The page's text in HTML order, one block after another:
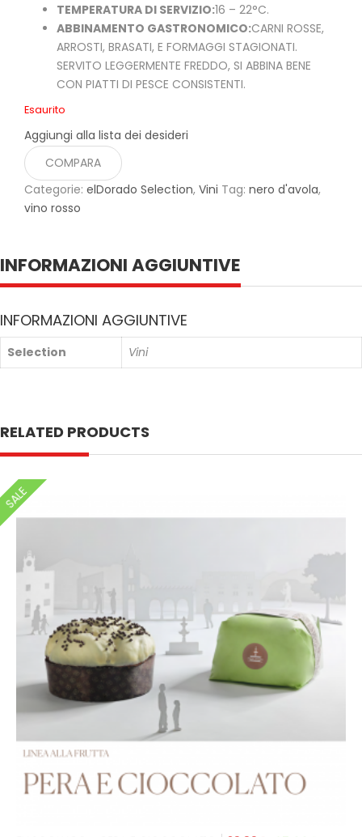
TEMPERATURA DI SERVIZIO:16 – 22°C.
ABBINAMENTO GASTRONOMICO:CARNI ROSSE,
ARROSTI, BRASATI, E FORMAGGI STAGIONATI.
SERVITO LEGGERMENTE FREDDO, SI ABBINA BENE
CON PIATTI DI PESCE CONSISTENTI.
Esaurito
Aggiungi alla lista dei desideri
COMPARA
Categorie: elDorado Selection, Vini Tag: nero d'avola,
vino rosso
INFORMAZIONI AGGIUNTIVE
INFORMAZIONI AGGIUNTIVE
Selection Vini
RELATED PRODUCTS
SALE